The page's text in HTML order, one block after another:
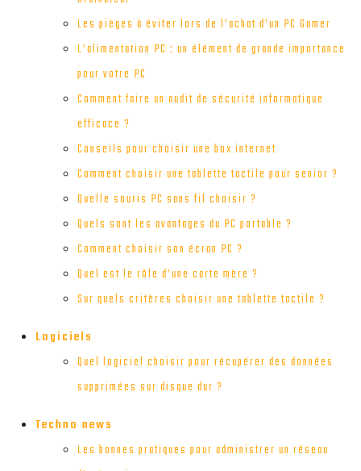
Les pièges à éviter lors de l’achat d’un PC Gamer
L’alimentation PC : un élément de grande importance
pour votre PC
Comment faire un audit de sécurité informatique
efficace ?
Conseils pour choisir une box internet
Comment choisir une tablette tactile pour senior ?
Quelle souris PC sans fil choisir ?
Quels sont les avantages du PC portable ?
Comment choisir son écran PC ?
Quel est le rôle d’une carte mère ?
Sur quels critères choisir une tablette tactile ?
Logiciels
Quel logiciel choisir pour récupérer des données
supprimées sur disque dur ?
Techno news
Les bonnes pratiques pour administrer un réseau